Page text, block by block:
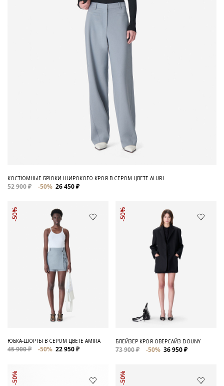
КОСТЮМНЫЕ БРЮКИ ШИРОКОГО КРОЯ В СЕРОМ ЦВЕТЕ ALURI
52 900 ₽ -50% 26 450 ₽
-50%
ЮБКА-ШОРТЫ В СЕРОМ ЦВЕТЕ AMIRA
45 900 ₽ -50% 22 950 ₽
-50%
БЛЕЙЗЕР КРОЯ ОВЕРСАЙЗ DOUNY
73 900 ₽ -50% 36 950 ₽
-50% -50%